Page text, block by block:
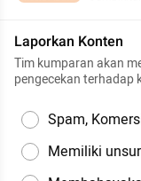
Laporkan Konten
Tim kumparan akan
pengecekan terhadap
Spam,
Memiliki